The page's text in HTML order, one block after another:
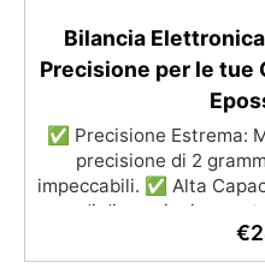
Bilancia
Precisione per le tue
✅ Precisione Estrema:
precisione di 2
impeccabili. ✅ Alta
grandi dimensioni come
fino a 30 kg. ✅
rischio di esotermia e
€